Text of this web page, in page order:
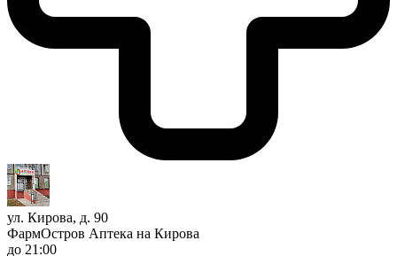
ул. Кирова, д. 90
ФармОстров Аптека на Кирова
до 21:00